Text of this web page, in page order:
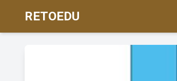
RETOEDU